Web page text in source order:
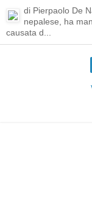
di Pierpaolo De
nepalese, ha
causata d...